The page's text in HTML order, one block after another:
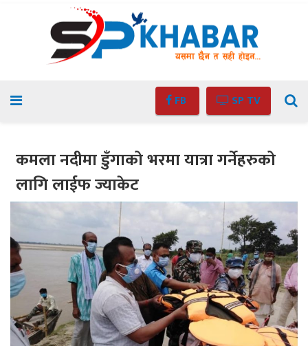
FB SP TV
कमला नदीमा डुँगाको भरमा यात्रा गर्नेहरुको
लागि लाईफ ज्याकेट